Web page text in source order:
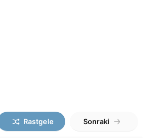
Rastgele Sonraki